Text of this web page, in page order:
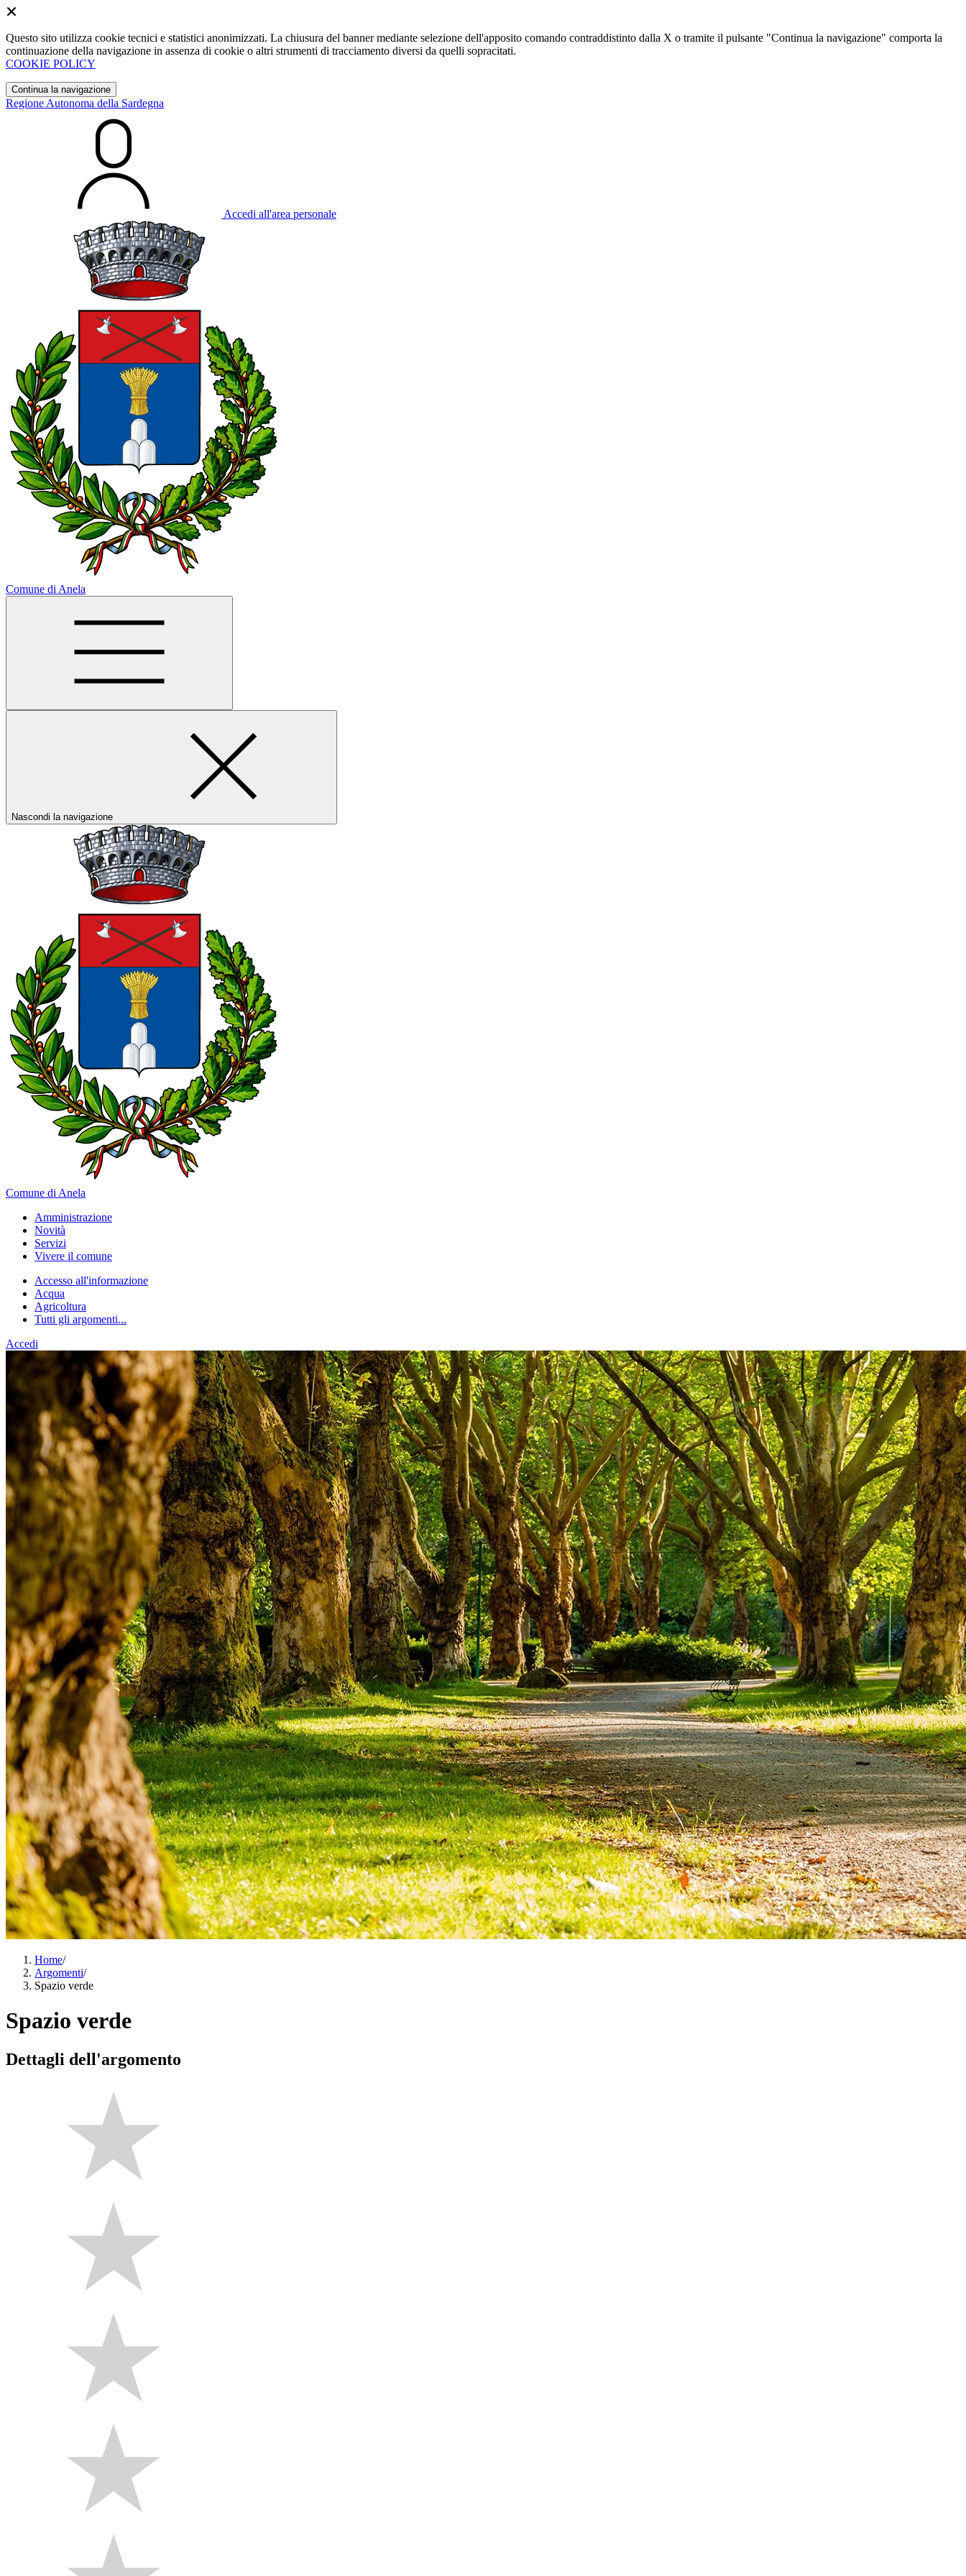
Questo sito utilizza cookie tecnici e statistici anonimizzati. La chiusura del banner mediante selezione dell'apposito comando contraddistinto dalla X o tramite il pulsante "Continua la navigazione" comporta la
continuazione della navigazione in assenza di cookie o altri strumenti di tracciamento diversi da quelli sopracitati.
COOKIE POLICY
Continua la navigazione
Regione Autonoma della Sardegna
Accedi all'area personale
Comune di Anela
Nascondi la navigazione
Comune di Anela
Amministrazione
Novità
Servizi
Vivere il comune
Accesso all'informazione
Acqua
Agricoltura
Tutti gli argomenti...
Accedi
Home/
Argomenti/
Spazio verde
Spazio verde
Dettagli dell'argomento